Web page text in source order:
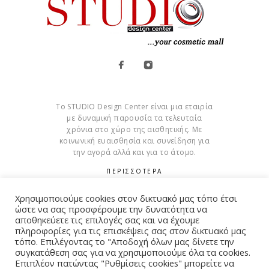
Το STUDIO Design Center είναι μια εταιρία
με δυναμική παρουσία τα τελευταία
χρόνια στο χώρο της αισθητικής. Με
κοινωνική ευαισθησία και συνείδηση για
την αγορά αλλά και για το άτομο.
ΠΕΡΙΣΣΟΤΕΡΑ
Cookies
© Copyright 2015 – 2026 . All Rights Reserved. Developed By
Χρησιμοποιούμε cookies στον δικτυακό μας τόπο έτσι
ώστε να σας προσφέρουμε την δυνατότητα να
αποθηκεύετε τις επιλογές σας και να έχουμε
πληροφορίες για τις επισκέψεις σας στον δικτυακό μας
τόπο. Επιλέγοντας το "Αποδοχή όλων μας δίνετε την
συγκατάθεση σας για να χρησιμοποιούμε όλα τα cookies.
Επιπλέον πατώντας "Ρυθμίσεις cookies" μπορείτε να